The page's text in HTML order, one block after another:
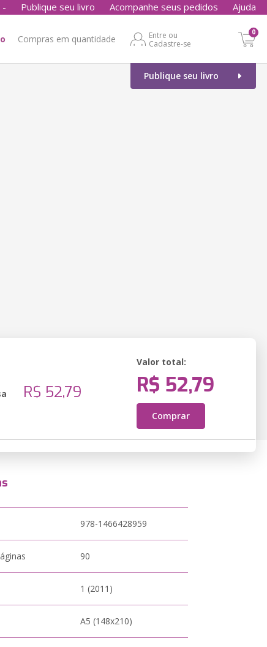
- Publique seu livro Acompanhe seus pedidos Ajuda
Compras em quantidade
Entre ou
Cadastre-se
0
Publique seu livro
R$ 52,79
Valor total:
R$ 52,79
Comprar
978-1466428959
90
1 (2011)
A5 (148x210)